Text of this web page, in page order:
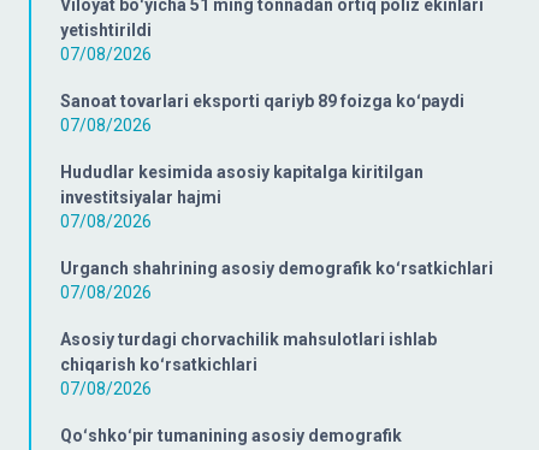
Viloyat boʻyicha 51 ming tonnadan ortiq poliz ekinlari
yetishtirildi
07/08/2026
Sanoat tovarlari eksporti qariyb 89 foizga koʻpaydi
07/08/2026
Hududlar kesimida asosiy kapitalga kiritilgan
investitsiyalar hajmi
07/08/2026
Urganch shahrining asosiy demografik koʻrsatkichlari
07/08/2026
Asosiy turdagi chorvachilik mahsulotlari ishlab
chiqarish koʻrsatkichlari
07/08/2026
Qoʻshkoʻpir tumanining asosiy demografik